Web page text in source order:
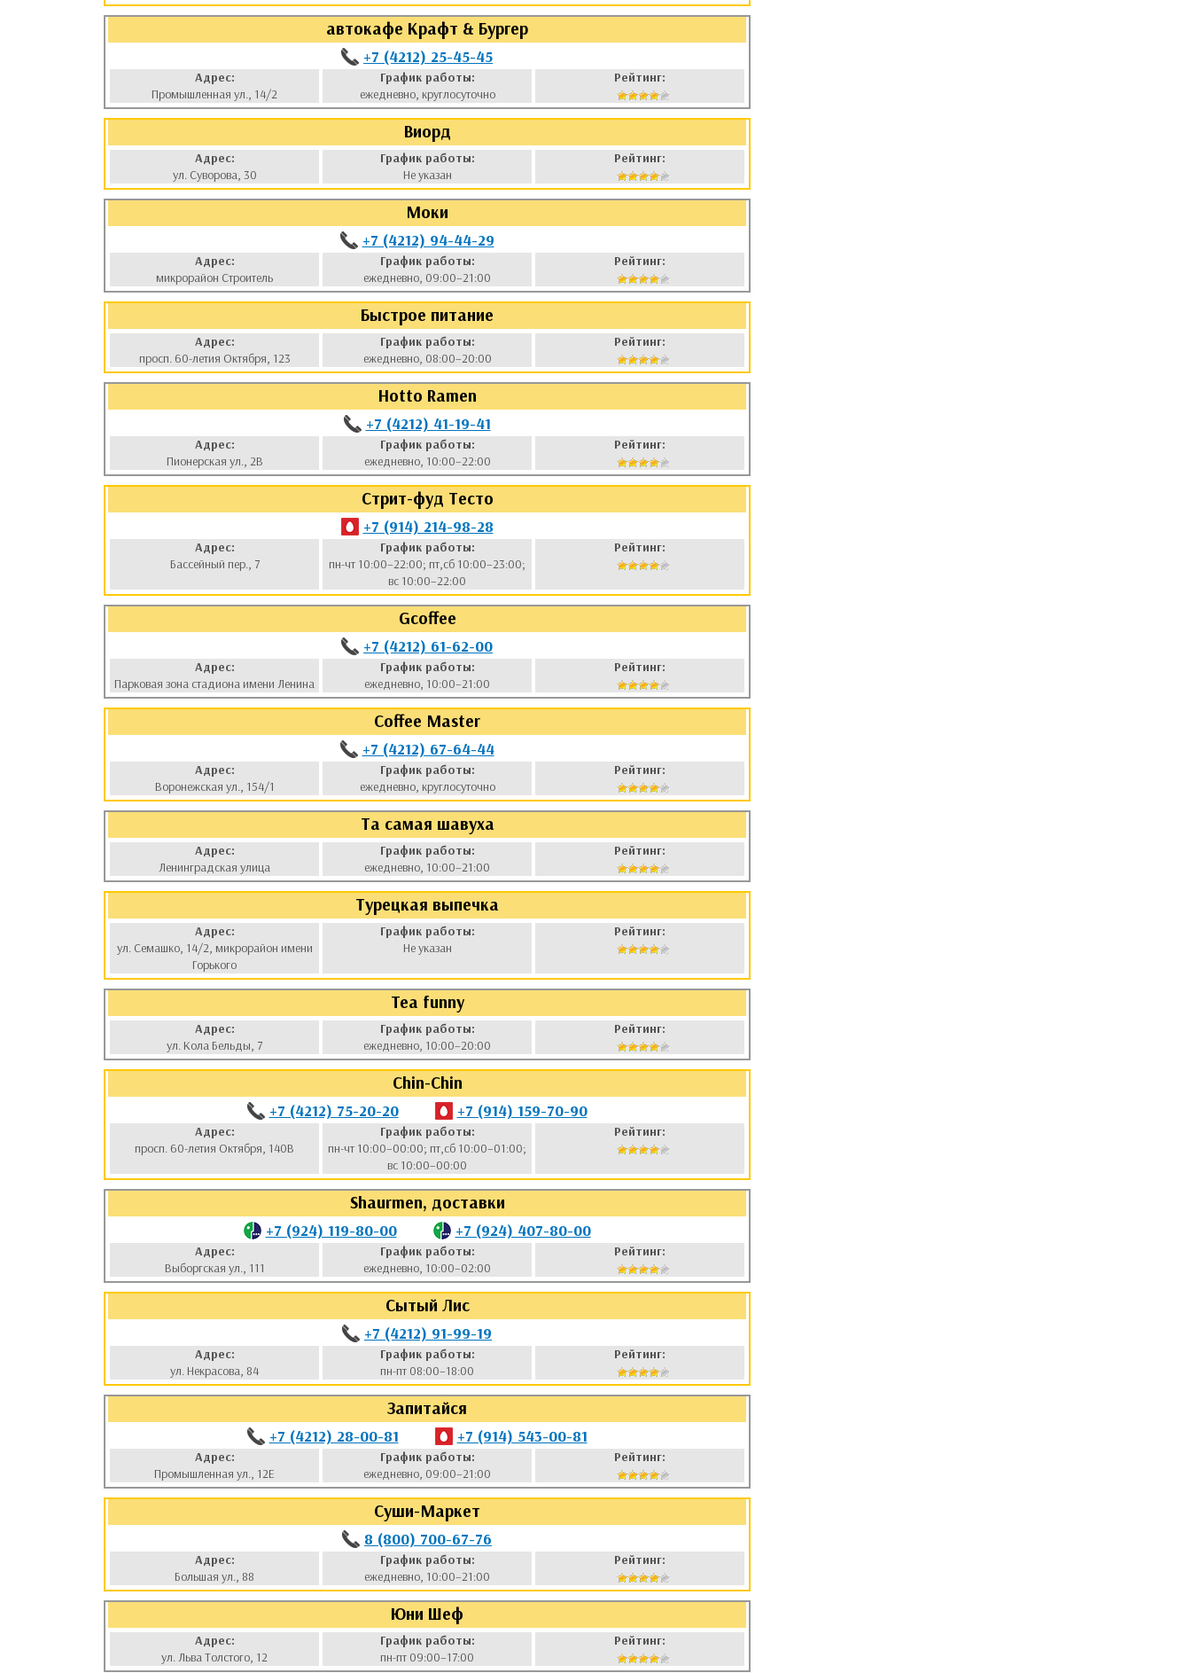
автокафе Крафт & Бургер
+7 (4212) 25-45-45
Адрес:
Промышленная ул., 14/2
График работы:
ежедневно, круглосуточно
Рейтинг:
Виорд
Адрес:
ул. Суворова, 30
График работы:
Не указан
Рейтинг:
Моки
+7 (4212) 94-44-29
Адрес:
микрорайон Строитель
График работы:
ежедневно, 09:00–21:00
Рейтинг:
Быстрое питание
Адрес:
просп. 60-летия Октября, 123
График работы:
ежедневно, 08:00–20:00
Рейтинг:
Hotto Ramen
+7 (4212) 41-19-41
Адрес:
Пионерская ул., 2В
График работы:
ежедневно, 10:00–22:00
Рейтинг:
Стрит-фуд Тесто
+7 (914) 214-98-28
Адрес:
Бассейный пер., 7
График работы:
пн-чт 10:00–22:00; пт,сб 10:00–23:00;
вс 10:00–22:00
Рейтинг:
Gcoffee
+7 (4212) 61-62-00
Адрес:
Парковая зона стадиона имени Ленина
График работы:
ежедневно, 10:00–21:00
Рейтинг:
Coffee Master
+7 (4212) 67-64-44
Адрес:
Воронежская ул., 154/1
График работы:
ежедневно, круглосуточно
Рейтинг:
Та самая шавуха
Адрес:
Ленинградская улица
График работы:
ежедневно, 10:00–21:00
Рейтинг:
Турецкая выпечка
Адрес:
ул. Семашко, 14/2, микрорайон имени
Горького
График работы:
Не указан
Рейтинг:
Tea funny
Адрес:
ул. Кола Бельды, 7
График работы:
ежедневно, 10:00–20:00
Рейтинг:
Chin-Chin
+7 (4212) 75-20-20 +7 (914) 159-70-90
Адрес:
просп. 60-летия Октября, 140В
График работы:
пн-чт 10:00–00:00; пт,сб 10:00–01:00;
вс 10:00–00:00
Рейтинг:
Shaurmen, доставки
+7 (924) 119-80-00 +7 (924) 407-80-00
Адрес:
Выборгская ул., 111
График работы:
ежедневно, 10:00–02:00
Рейтинг:
Сытый Лис
+7 (4212) 91-99-19
Адрес:
ул. Некрасова, 84
График работы:
пн-пт 08:00–18:00
Рейтинг:
Запитайся
+7 (4212) 28-00-81 +7 (914) 543-00-81
Адрес:
Промышленная ул., 12Е
График работы:
ежедневно, 09:00–21:00
Рейтинг:
Суши-Маркет
8 (800) 700-67-76
Адрес:
Большая ул., 88
График работы:
ежедневно, 10:00–21:00
Рейтинг:
Юни Шеф
Адрес:
ул. Льва Толстого, 12
График работы:
пн-пт 09:00–17:00
Рейтинг: